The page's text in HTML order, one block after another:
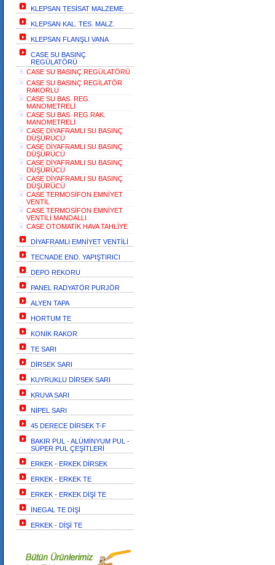
KLEPSAN TESİSAT MALZEME
KLEPSAN KAL. TES. MALZ.
KLEPSAN FLANŞLI VANA
CASE SU BASINÇ
REGÜLATÖRÜ
CASE SU BASINÇ REGÜLATÖRÜ
CASE SU BASINÇ REGİLATÖR
RAKORLU
CASE SU BAS. REG.
MANOMETRELİ
CASE SU BAS. REG.RAK.
MANOMETRELİ
CASE DİYAFRAMLI SU BASINÇ
DÜŞÜRÜCÜ
CASE DİYAFRAMLI SU BASINÇ
DÜŞÜRÜCÜ
CASE DİYAFRAMLI SU BASINÇ
DÜŞÜRÜCÜ
CASE DİYAFRAMLI SU BASINÇ
DÜŞÜRÜCÜ
CASE TERMOSİFON EMNİYET
VENTİL
CASE TERMOSİFON EMNİYET
VENTİLİ MANDALLI
CASE OTOMATİK HAVA TAHLİYE
DİYAFRAMLI EMNİYET VENTİLİ
TECNADE END. YAPIŞTIRICI
DEPO REKORU
PANEL RADYATÖR PURJÖR
ALYEN TAPA
HORTUM TE
KONİK RAKOR
TE SARI
DİRSEK SARI
KUYRUKLU DİRSEK SARI
KRUVA SARI
NİPEL SARI
45 DERECE DİRSEK T-F
BAKIR PUL - ALÜMİNYUM PUL -
SÜPER PUL ÇEŞİTLERİ
ERKEK - ERKEK DİRSEK
ERKEK - ERKEK TE
ERKEK - ERKEK DİŞİ TE
İNEGAL TE DİŞİ
ERKEK - DİŞİ TE